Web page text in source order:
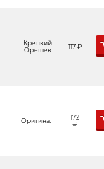
Крепкий
Орешек
117Р
Оригинал
172
Р